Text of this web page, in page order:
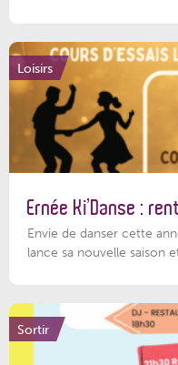
Loisirs
Ernée Ki’Danse :
Envie de danser cette
lance sa nouvelle saison
Sortir